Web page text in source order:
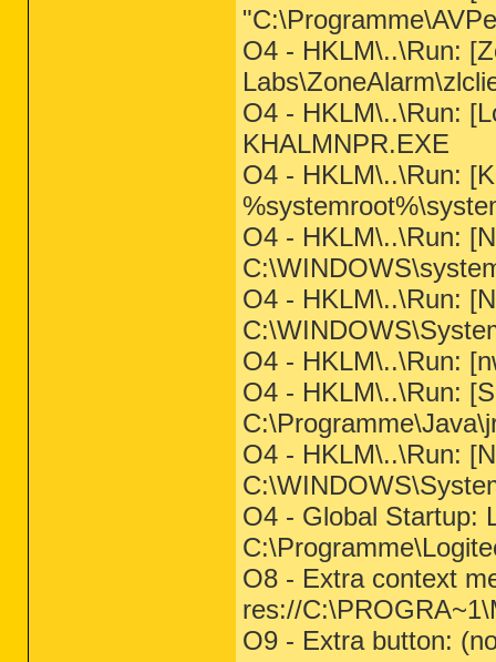
O4 - HKLM\..\Run:
O4 - HKLM\..\Run:
KHALMNPR.EXE
O4 - HKLM\..\Run:
O4 - HKLM\..\Run:
O4 - HKLM\..\Run:
O4 - HKLM\..\Run:
O4 - HKLM\..\Run:
O4 - HKLM\..\Run:
O4 - Global Startup:
O8 - Extra context
res://
O9 - Extra button: